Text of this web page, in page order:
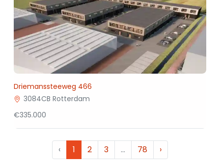
Driemanssteeweg 466
3084CB Rotterdam
€335.000
‹ 1 2 3 … 78 ›